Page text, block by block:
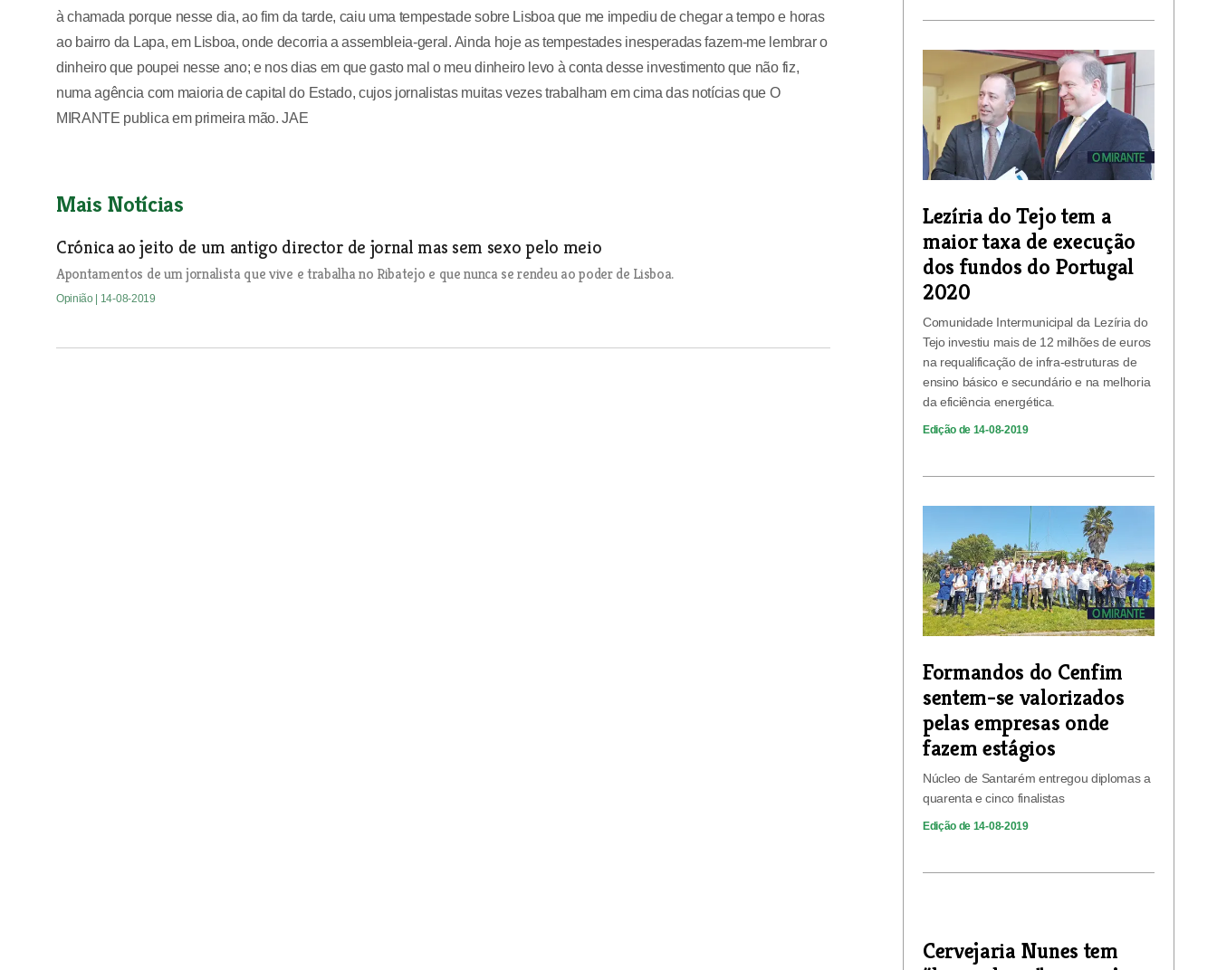
à chamada porque nesse dia, ao fim da tarde, caiu uma tempestade sobre Lisboa que me impediu de chegar a tempo e horas
ao bairro da Lapa, em Lisboa, onde decorria a assembleia-geral. Ainda hoje as tempestades inesperadas fazem-me lembrar o
dinheiro que poupei nesse ano; e nos dias em que gasto mal o meu dinheiro levo à conta desse investimento que não fiz,
numa agência com maioria de capital do Estado, cujos jornalistas muitas vezes trabalham em cima das notícias que O
MIRANTE publica em primeira mão. JAE
Mais Notícias
Crónica ao jeito de um antigo director de jornal mas sem sexo pelo meio
Apontamentos de um jornalista que vive e trabalha no Ribatejo e que nunca se rendeu ao poder de Lisboa.
Opinião | 14-08-2019
Lezíria do Tejo tem a
maior taxa de execução
dos fundos do Portugal
2020
Comunidade Intermunicipal da Lezíria do
Tejo investiu mais de 12 milhões de euros
na requalificação de infra-estruturas de
ensino básico e secundário e na melhoria
da eficiência energética.
Edição de 14-08-2019
Formandos do Cenfim
sentem-se valorizados
pelas empresas onde
fazem estágios
Núcleo de Santarém entregou diplomas a
quarenta e cinco finalistas
Edição de 14-08-2019
Cervejaria Nunes tem